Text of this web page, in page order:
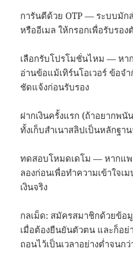
การันตีด้วย OTP — ระบบมัก
หรืออีเมล ให้กรอกเพื่อรับรอง
เลือกรับโปรโมชั่นไหม — หา
อ่านข้อแม้เทิร์นโอเวอร์ ข้อจ
ชัดแจ้งก่อนรับรอง
ฝากเงินครั้งแรก (ถ้าอยากพ
ทั้งเก็บสำเนาสลิปเป็นหลักฐา
ทดสอบโหมดเดโม — หากแ
ลองก่อนเพื่อทำความเข้าใจเ
เงินจริง
กลเม็ด: สมัครสมาชิกด้วยข้อ
เมื่อต้องยืนยันตัวตน และก็อ
ถอนไว้เป็นเวลาอย่างต่ำจนก